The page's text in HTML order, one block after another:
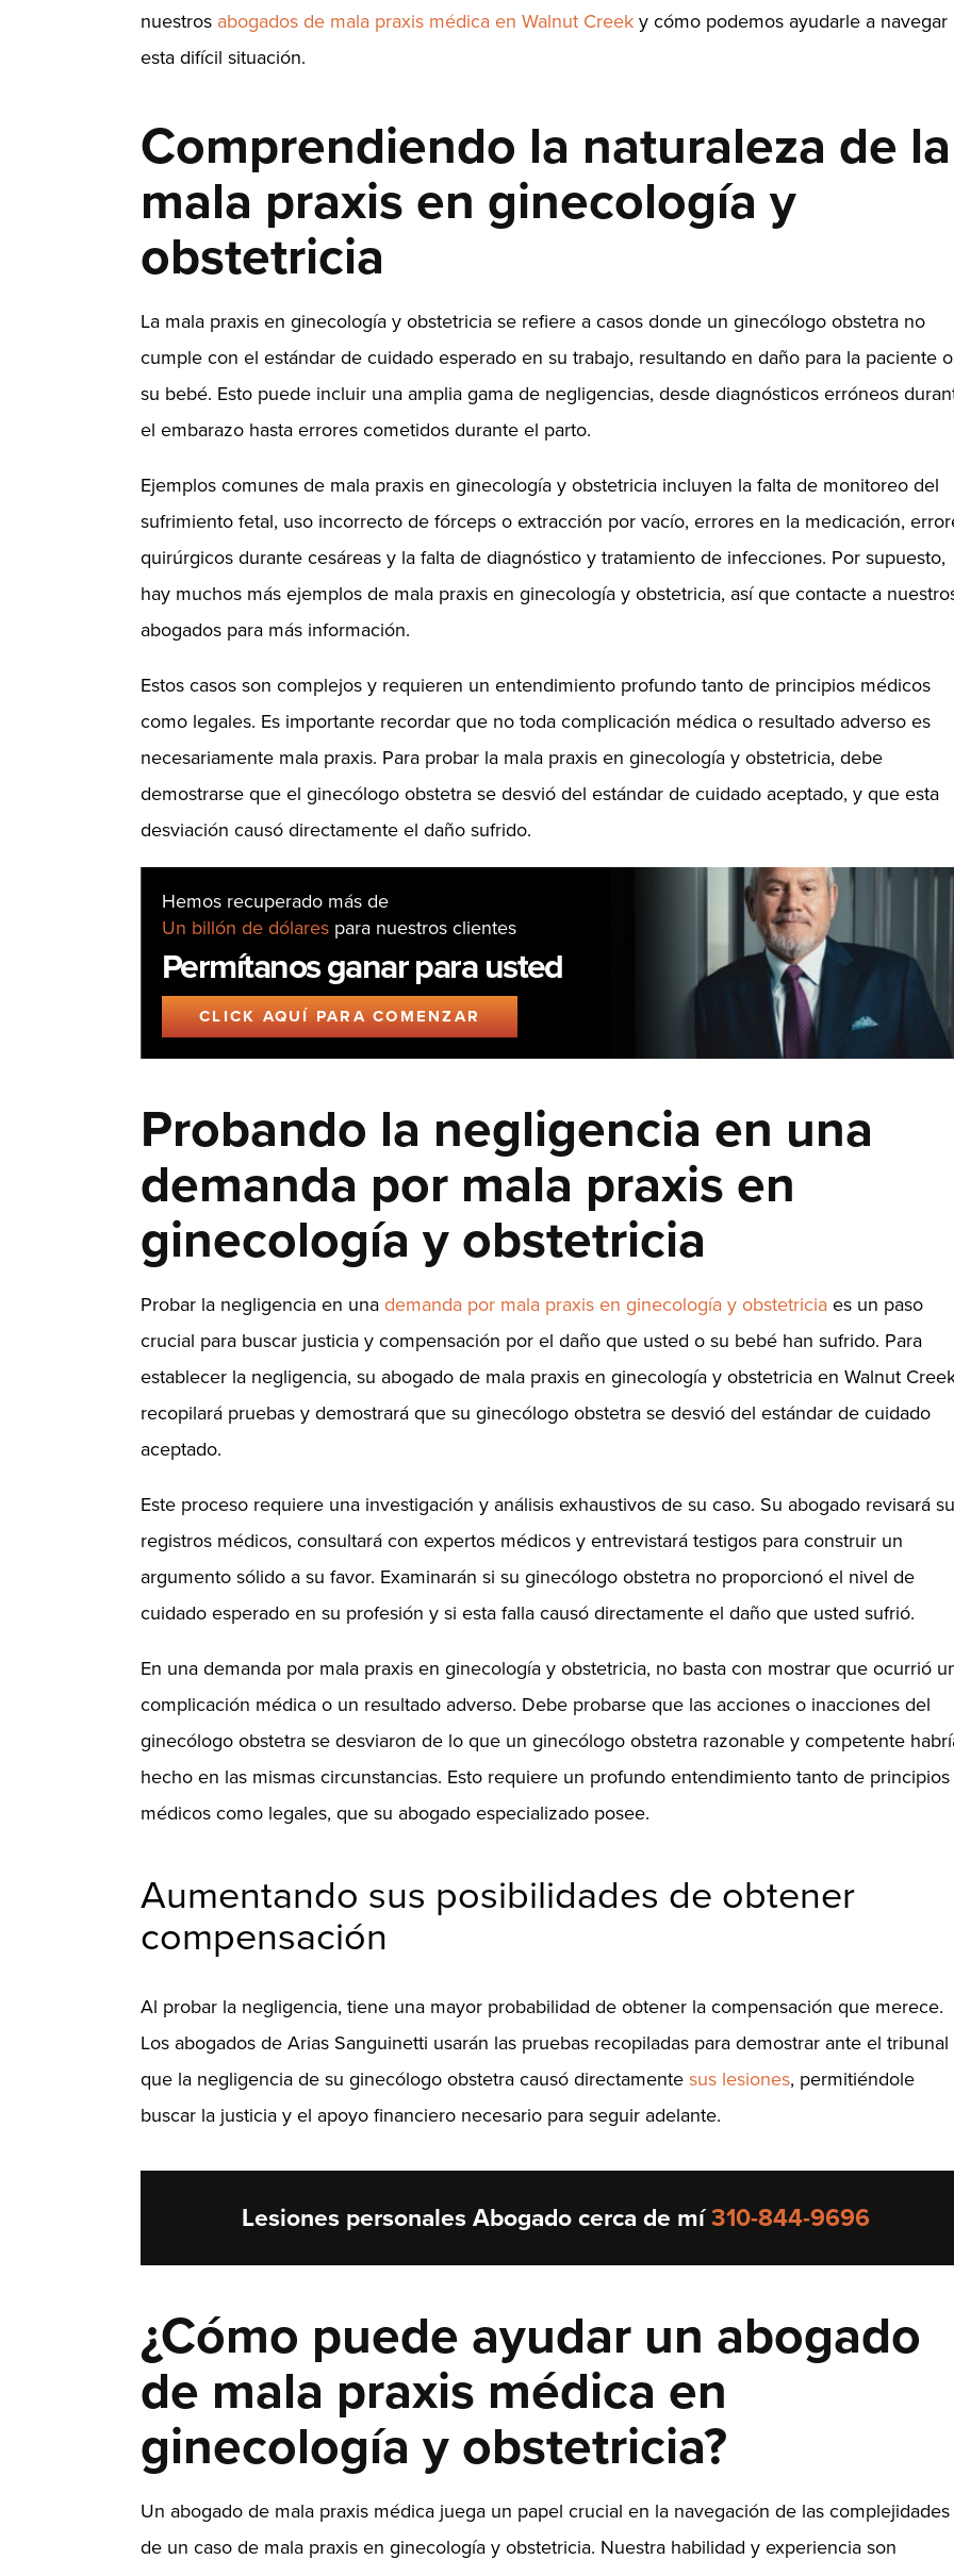
nuestros abogados de mala praxis médica en Walnut Creeky cómo podemos ayudarle a navegar
esta difícil situación.
Comprendiendo la naturaleza de la
mala praxis en ginecología y
obstetricia
La mala praxis en ginecología y obstetricia se refiere a casos donde un ginecólogo obstetra no
cumple con el estándar de cuidado esperado en su trabajo, resultando en daño para la paciente o
su bebé. Esto puede incluir una amplia gama de negligencias, desde diagnósticos erróneos
el embarazo hasta errores cometidos durante el parto.
Ejemplos comunes de mala praxis en ginecología y obstetricia incluyen la falta de monitoreo del
sufrimiento fetal, uso incorrecto de fórceps o extracción por vacío, errores en la medicación,
quirúrgicos durante cesáreas y la falta de diagnóstico y tratamiento de infecciones. Por supuesto,
hay muchos más ejemplos de mala praxis en ginecología y obstetricia, así que contacte a
abogados para más información.
Estos casos son complejos y requieren un entendimiento profundo tanto de principios médicos
como legales. Es importante recordar que no toda complicación médica o resultado adverso es
necesariamente mala praxis. Para probar la mala praxis en ginecología y obstetricia, debe
demostrarse que el ginecólogo obstetra se desvió del estándar de cuidado aceptado, y que esta
desviación causó directamente el daño sufrido.
Hemos recuperado más de
Un billón de dólares para nuestros clientes
Permítanos ganar para usted
CLICK AQUÍ PARA COMENZAR
Probando la negligencia en una
demanda por mala praxis en
ginecología y obstetricia
Probar la negligencia en unademanda por mala praxis en ginecología y obstetriciaes un paso
crucial para buscar justicia y compensación por el daño que usted o su bebé han sufrido. Para
establecer la negligencia, su abogado de mala praxis en ginecología y obstetricia en Walnut
recopilará pruebas y demostrará que su ginecólogo obstetra se desvió del estándar de cuidado
aceptado.
Este proceso requiere una investigación y análisis exhaustivos de su caso. Su abogado revisará
registros médicos, consultará con expertos médicos y entrevistará testigos para construir un
argumento sólido a su favor. Examinarán si su ginecólogo obstetra no proporcionó el nivel de
cuidado esperado en su profesión y si esta falla causó directamente el daño que usted sufrió.
En una demanda por mala praxis en ginecología y obstetricia, no basta con mostrar que ocurrió
complicación médica o un resultado adverso. Debe probarse que las acciones o inacciones del
ginecólogo obstetra se desviaron de lo que un ginecólogo obstetra razonable y competente
hecho en las mismas circunstancias. Esto requiere un profundo entendimiento tanto de principios
médicos como legales, que su abogado especializado posee.
Aumentando sus posibilidades de obtener
compensación
Al probar la negligencia, tiene una mayor probabilidad de obtener la compensación que merece.
Los abogados de Arias Sanguinetti usarán las pruebas recopiladas para demostrar ante el tribunal
que la negligencia de su ginecólogo obstetra causó directamentesus lesiones, permitiéndole
buscar la justicia y el apoyo financiero necesario para seguir adelante.
Lesiones personales Abogado cerca de mí310-844-9696
¿Cómo puede ayudar un abogado
de mala praxis médica en
ginecología y obstetricia?
Un abogado de mala praxis médica juega un papel crucial en la navegación de las complejidades
de un caso de mala praxis en ginecología y obstetricia. Nuestra habilidad y experiencia son